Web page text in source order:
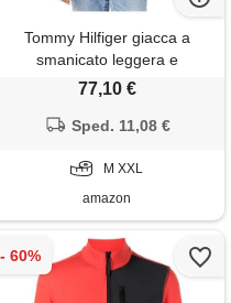
Tommy Hilfiger giacca a
smanicato leggera e
ripiegabile da uomo (standard
medium
77,10 €
Sped. 11,08 €
M XXL
amazon